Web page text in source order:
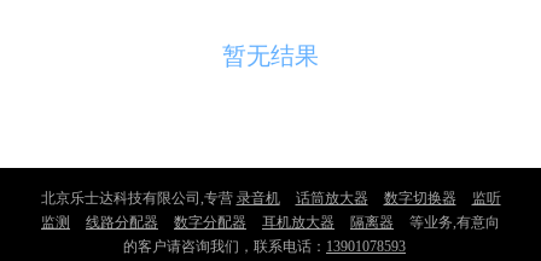
暂无结果
北京乐士达科技有限公司,专营 录音机 话筒放大器 数字切换器
监听
监测
线路分配器 数字分配器 耳机放大器 隔离器
等业务,有意向
的客户请咨询我们，联系电话： 13901078593